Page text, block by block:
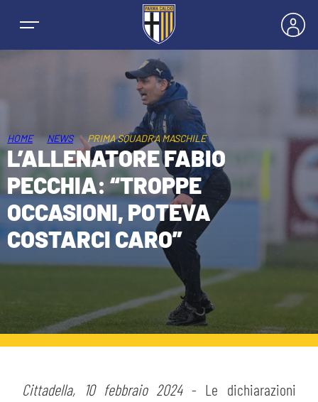
NEWS
SQUADRE
PRIMA SQUADRA MASCHILE
PRIMA SQUADRA FEMMINILE
GIOVANILE MASCHILE
STAGIONE
FEMMINILE
HOSPITALITY
BIGLIETTI
SHOP
HOME NEWS PRIMA SQUADRA MASCHILE
L’ALLENATORE FABIO
PECCHIA: “TROPPE
OCCASIONI, POTEVA
COSTARCI CARO”
Cittadella, 10 febbraio 2024- Le dichiarazioni